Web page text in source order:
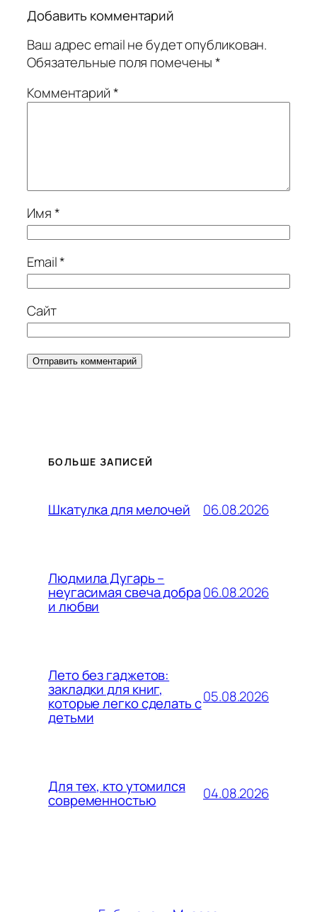
Добавить комментарий
Ваш адрес email не будет опубликован.
Обязательные поля помечены*
Комментарий*
Имя*
Email*
Сайт
БОЛЬШЕ ЗАПИСЕЙ
Шкатулка для мелочей 06.08.2026
Людмила Дугарь –
неугасимая свеча добра
и любви
06.08.2026
Лето без гаджетов:
закладки для книг,
которые легко сделать с
детьми
05.08.2026
Для тех, кто утомился
современностью 04.08.2026